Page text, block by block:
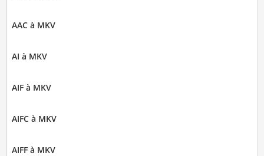
AAC à MKV
AI à MKV
AIF à MKV
AIFC à MKV
AIFF à MKV